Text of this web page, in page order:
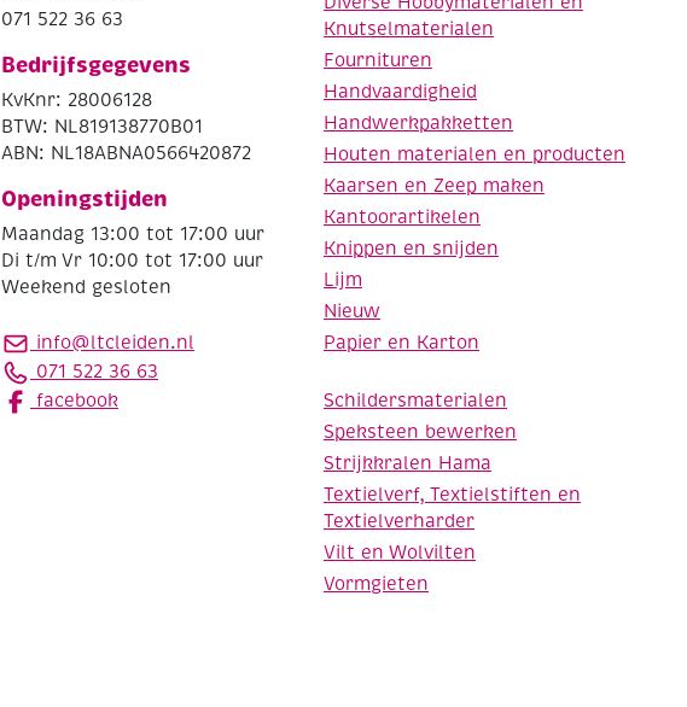
071 522 36 63
Bedrijfsgegevens
KvKnr: 28006128
BTW: NL819138770B01
ABN: NL18ABNA0566420872
Openingstijden
Maandag 13:00 tot 17:00 uur
Di t/m Vr 10:00 tot 17:00 uur
Weekend gesloten
info@ltcleiden.nl
071 522 36 63
facebook
Knutselmaterialen
Fournituren
Handvaardigheid
Handwerkpakketten
Houten materialen en producten
Kaarsen en Zeep maken
Kantoorartikelen
Knippen en snijden
Lijm
Nieuw
Papier en Karton
Schildersmaterialen
Speksteen bewerken
Strijkkralen Hama
Textielverf, Textielstiften en
Textielverharder
Vilt en Wolvilten
Vormgieten